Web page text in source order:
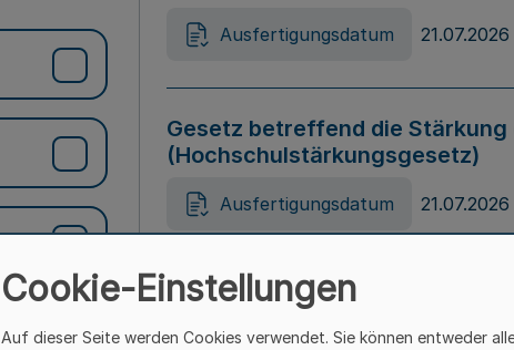
Ausfertigungsdatum 21.07.2026
Gesetz betreffend die
(Hochschulstärkungsgesetz)
Ausfertigungsdatum 21.07.2026
Gesetz zur Vermeidung von
Cookie-Einstellungen
Auf dieser Seite werden Cookies verwendet. Sie können entweder